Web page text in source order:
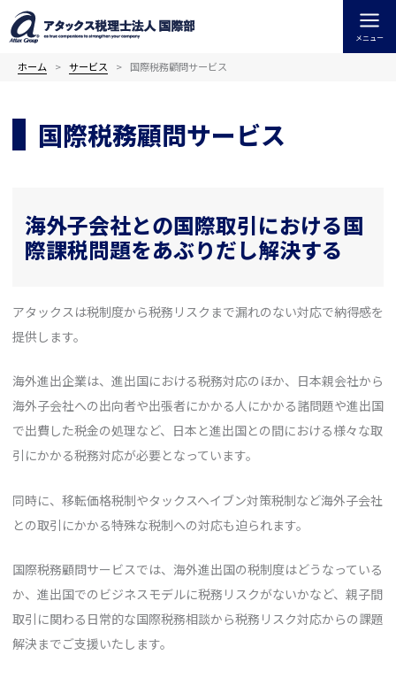
容
を
メニュー
ホーム サービス 国際税務顧問サービス
国際税務顧問サービス
海外子会社との国際取引における国
際課税問題をあぶりだし解決する
アタックスは税制度から税務リスクまで漏れのない対応で納得感を
提供します。
海外進出企業は、進出国における税務対応のほか、日本親会社から
海外子会社への出向者や出張者にかかる人にかかる諸問題や進出国
で出費した税金の処理など、日本と進出国との間における様々な取
引にかかる税務対応が必要となっています。
同時に、移転価格税制やタックスヘイブン対策税制など海外子会社
との取引にかかる特殊な税制への対応も迫られます。
国際税務顧問サービスでは、海外進出国の税制度はどうなっている
か、進出国でのビジネスモデルに税務リスクがないかなど、親子間
取引に関わる日常的な国際税務相談から税務リスク対応からの課題
解決までご支援いたします。